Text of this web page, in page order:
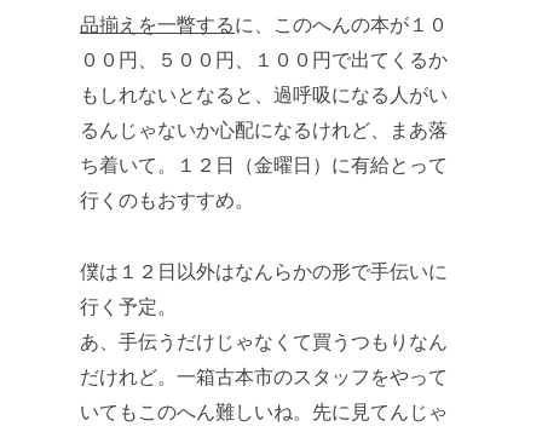
品揃えを一瞥するに、このへんの本が１０
００円、５００円、１００円で出てくるか
もしれないとなると、過呼吸になる人がい
るんじゃないか心配になるけれど、まあ落
ち着いて。１２日（金曜日）に有給とって
行くのもおすすめ。
僕は１２日以外はなんらかの形で手伝いに
行く予定。
あ、手伝うだけじゃなくて買うつもりなん
だけれど。一箱古本市のスタッフをやって
いてもこのへん難しいね。先に見てんじゃ